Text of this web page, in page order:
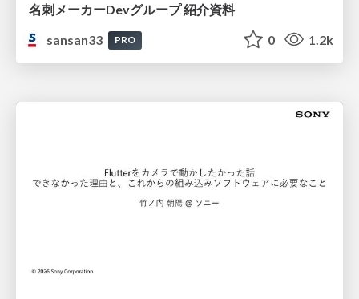
名刺メーカーDevグループ 紹介資料
sansan33
PRO 0 1.2k